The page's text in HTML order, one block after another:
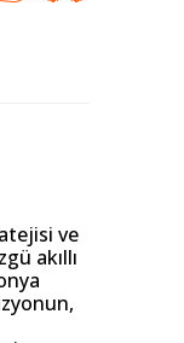
ve
akıllı